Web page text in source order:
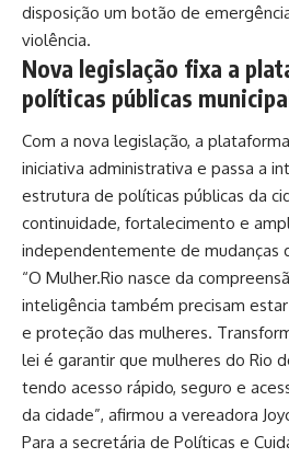
disposição um botão de
violência.
Nova legislação fixa a
políticas públicas
Com a nova legislação, a
iniciativa administrativa e passa a
estrutura de políticas públicas da
continuidade, fortalecimento e
independentemente de mudanças
“O Mulher.Rio nasce da
inteligência também precisam
e proteção das mulheres.
lei é garantir que mulheres do Rio
tendo acesso rápido, seguro e
da cidade”, afirmou a vereadora
Para a secretária de Políticas e